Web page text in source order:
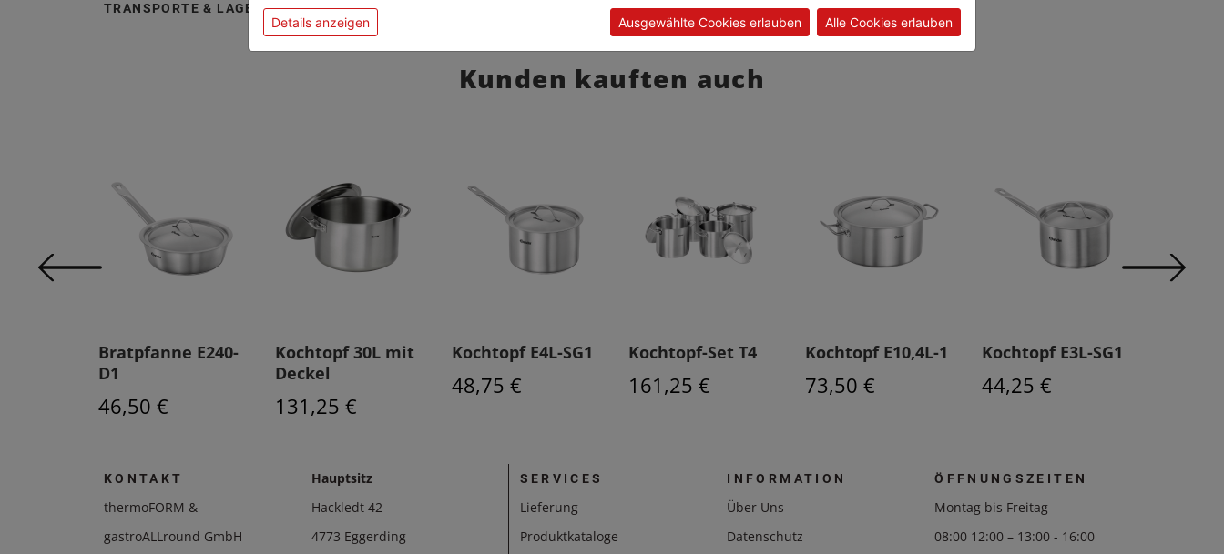
TRANSPORTE & LAGERUNG
Kunden kauften auch
Bratpfanne E240-
D1
46,50 €
Kochtopf 30L mit
Deckel
131,25 €
Kochtopf E4L-SG1
48,75 €
Kochtopf-Set T4
161,25 €
Kochtopf E10,4L-1
73,50 €
Kochtopf E3L-SG1
44,25 €
KONTAKT
thermoFORM &
gastroALLround GmbH
Hauptsitz
Hackledt 42
4773 Eggerding
SERVICES
Lieferung
Produktkataloge
INFORMATION
Über Uns
Datenschutz
ÖFFNUNGSZEITEN
Montag bis Freitag
08:00 12:00 – 13:00 - 16:00
Details anzeigen Ausgewählte Cookies erlauben Alle Cookies erlauben